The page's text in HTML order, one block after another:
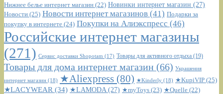
Нижнее белье интернет магазин (22) Новинки интернет магазин (27)
Новости (25) Новости интернет магазинов (41) Подарки за
покупку в интернете (24) Покупки на Алиэкспресс (46)
Российские интернет магазины
(271) Сервис доставки Shopotam (17) Товары для активного отдыха (19)
Товары для дома интернет магазин (66) Украшения
интернет магазин (18) ★Aliexpress (80) ★Kinderly (18) ★KupiVIP (25)
★LACYWEAR (34) ★LAMODA (27) ★myToys (23) ★Quelle (22)